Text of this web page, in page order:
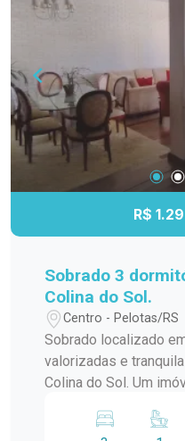
conveniência ao redor. Localização estratégica +
conforto +
Entre em contato e
R$
Sobrado 3
Colina do Sol.
Centro - Pelotas/RS
Sobrado localizado
valorizadas e
Colina do Sol. Um
toda a família. A residência conta com 3